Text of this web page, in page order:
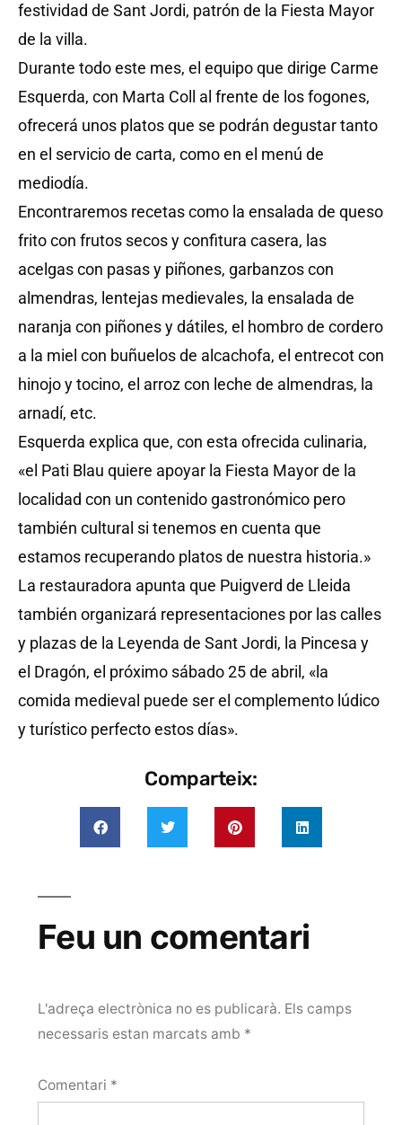
festividad de Sant Jordi, patrón de la Fiesta Mayor
de la villa.
Durante todo este mes, el equipo que dirige Carme
Esquerda, con Marta Coll al frente de los fogones,
ofrecerá unos platos que se podrán degustar tanto
en el servicio de carta, como en el menú de
mediodía.
Encontraremos recetas como la ensalada de queso
frito con frutos secos y confitura casera, las
acelgas con pasas y piñones, garbanzos con
almendras, lentejas medievales, la ensalada de
naranja con piñones y dátiles, el hombro de cordero
a la miel con buñuelos de alcachofa, el entrecot con
hinojo y tocino, el arroz con leche de almendras, la
arnadí, etc.
Esquerda explica que, con esta ofrecida culinaria,
«el Pati Blau quiere apoyar la Fiesta Mayor de la
localidad con un contenido gastronómico pero
también cultural si tenemos en cuenta que
estamos recuperando platos de nuestra historia.»
La restauradora apunta que Puigverd de Lleida
también organizará representaciones por las calles
y plazas de la Leyenda de Sant Jordi, la Pincesa y
el Dragón, el próximo sábado 25 de abril, «la
comida medieval puede ser el complemento lúdico
y turístico perfecto estos días».
Comparteix:
Feu un comentari
L'adreça electrònica no es publicarà. Els camps
necessaris estan marcats amb *
Comentari *